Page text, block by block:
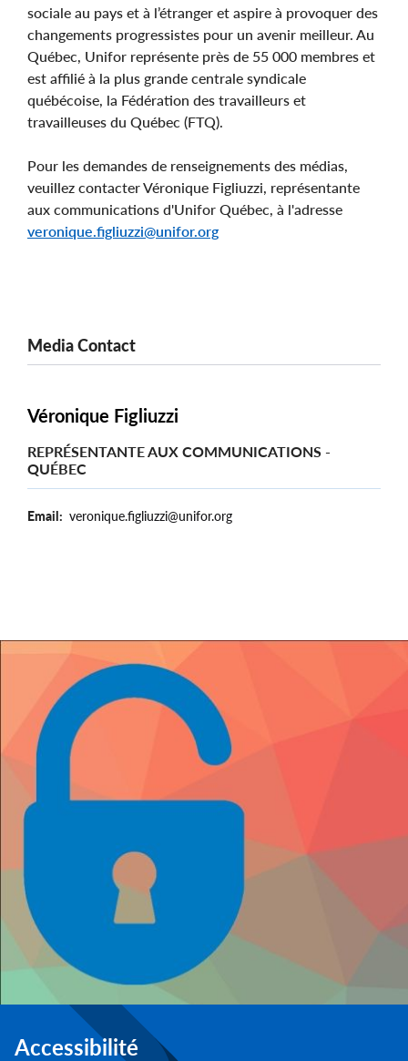
sociale au pays et à l’étranger et aspire à provoquer des
changements progressistes pour un avenir meilleur. Au
Québec, Unifor représente près de 55 000 membres et
est affilié à la plus grande centrale syndicale
québécoise, la Fédération des travailleurs et
travailleuses du Québec (FTQ).
Pour les demandes de renseignements des médias,
veuillez contacter Véronique Figliuzzi, représentante
aux communications d'Unifor Québec, à l'adresse
veronique.figliuzzi@unifor.org
Media Contact
Véronique Figliuzzi
REPRÉSENTANTE AUX COMMUNICATIONS -
QUÉBEC
Email veronique.figliuzzi@unifor.org
Accessibilité